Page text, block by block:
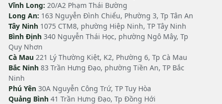
Vĩnh Long: 20/A2 Phạm Thái Bường
Long An: 163 Nguyễn Đình Chiểu, Phường 3, Tp Tân An
Tây Ninh 1075 CTM8, phường Hiệp Ninh, TP Tây Ninh
Bình Định 340 Nguyễn Thái Học, phường Ngô Mây, Tp
Quy Nhơn
Cà Mau 221 Lý Thường Kiệt, K2, Phường 6, Tp Cà Mau
Bắc Ninh 83 Trần Hưng Đạo, phường Tiền An, TP Bắc
Ninh
Phú Yên 30A Nguyễn Công Trứ, TP Tuy Hòa
Quảng Bình 41 Trần Hưng Đạo, Tp Đồng Hới